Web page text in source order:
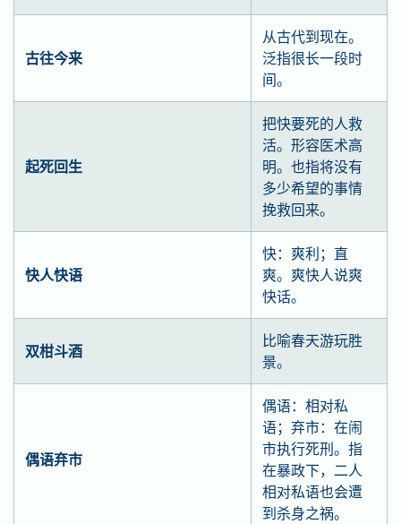
古往今来
从古代到现在。
泛指很长一段时
间。
起死回生
把快要死的人救
活。形容医术高
明。也指将没有
多少希望的事情
挽救回来。
快人快语
快：爽利；直
爽。爽快人说爽
快话。
双柑斗酒
比喻春天游玩胜
景。
偶语弃市
偶语：相对私
语；弃市：在闹
市执行死刑。指
在暴政下，二人
相对私语也会遭
到杀身之祸。